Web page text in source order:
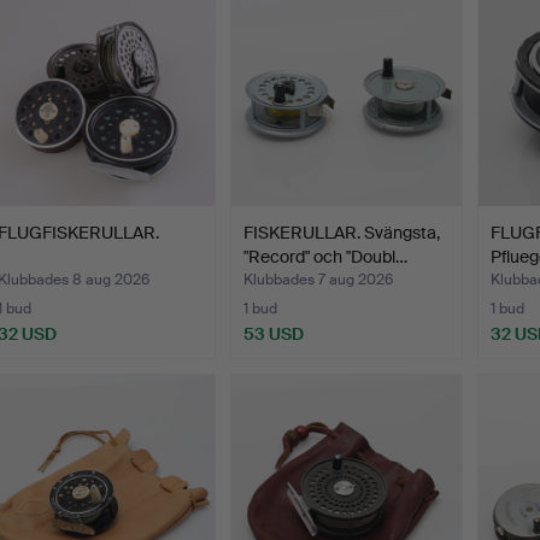
8 aug 2026
bud
USD
FISKERULLAR. Svängsta,
"Record" och "Doubl…
Klubbades 7 aug 2026
1 bud
53 USD
1 bud
32